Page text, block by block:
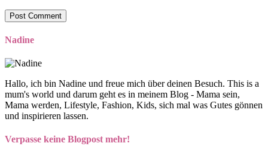
Nadine
Hallo, ich bin Nadine und freue mich über deinen Besuch. This is a
mum's world und darum geht es in meinem Blog - Mama sein,
Mama werden, Lifestyle, Fashion, Kids, sich mal was Gutes gönnen
und inspirieren lassen.
Verpasse keine Blogpost mehr!